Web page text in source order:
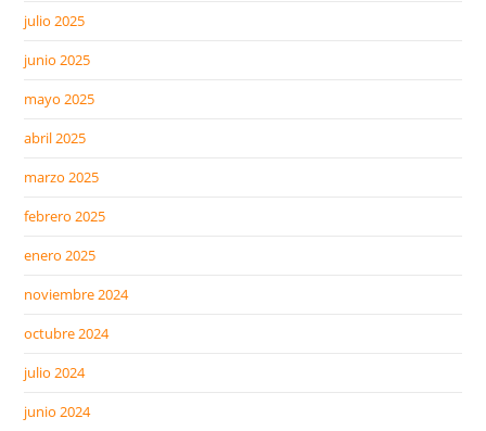
julio 2025
junio 2025
mayo 2025
abril 2025
marzo 2025
febrero 2025
enero 2025
noviembre 2024
octubre 2024
julio 2024
junio 2024